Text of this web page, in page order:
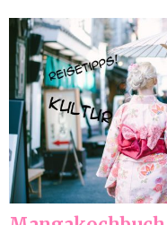
content
(Press
Enter)